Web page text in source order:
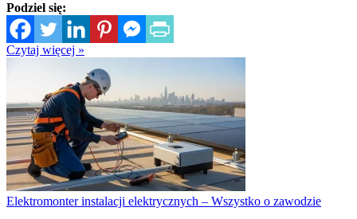
Podziel się:
Czytaj więcej »
Elektromonter instalacji elektrycznych – Wszystko o zawodzie